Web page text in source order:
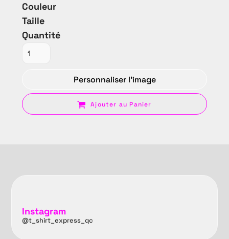
Couleur
Taille
Quantité
Personnaliser l'image
Ajouter au Panier
Instagram
@t_shirt_express_qc